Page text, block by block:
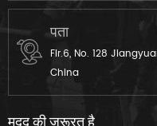
पता
Flr.6, No. 128
China
मदद की ज़रूरत है